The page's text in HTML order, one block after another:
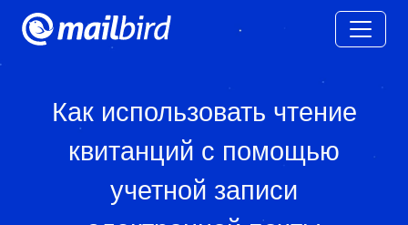
Как использовать чтение
квитанций с помощью
учетной записи